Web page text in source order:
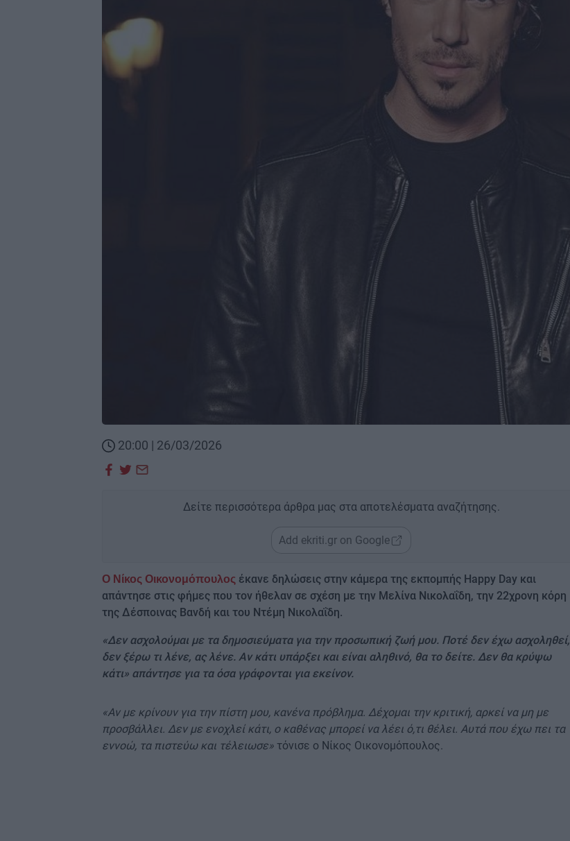
20:00 | 26/03/2026
Δείτε περισσότερα άρθρα μας στα αποτελέσματα αναζήτησης.
Add ekriti.gr on Google
Ο Νίκος Οικονομόπουλος έκανε δηλώσεις στην κάμερα της εκπομπής Happy Day και
απάντησε στις φήμες που τον ήθελαν σε σχέση με την Μελίνα Νικολαΐδη, την 22χρονη κόρη
της Δέσποινας Βανδή και του Ντέμη Νικολαΐδη.
«Δεν ασχολούμαι με τα δημοσιεύματα για την προσωπική ζωή μου. Ποτέ δεν έχω ασχοληθεί,
δεν ξέρω τι λένε, ας λένε. Αν κάτι υπάρξει και είναι αληθινό, θα το δείτε. Δεν θα κρύψω
κάτι» απάντησε για τα όσα γράφονται για εκείνον.
«Αν με κρίνουν για την πίστη μου, κανένα πρόβλημα. Δέχομαι την κριτική, αρκεί να μη με
προσβάλλει. Δεν με ενοχλεί κάτι, ο καθένας μπορεί να λέει ό,τι θέλει. Αυτά που έχω πει τα
εννοώ, τα πιστεύω και τέλειωσε» τόνισε ο Νίκος Οικονομόπουλος.